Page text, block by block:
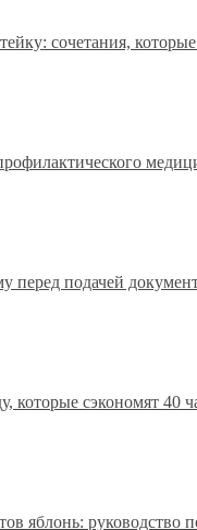
сочетания,
перед подачей
которые сэкономят 40
яблонь: руководство